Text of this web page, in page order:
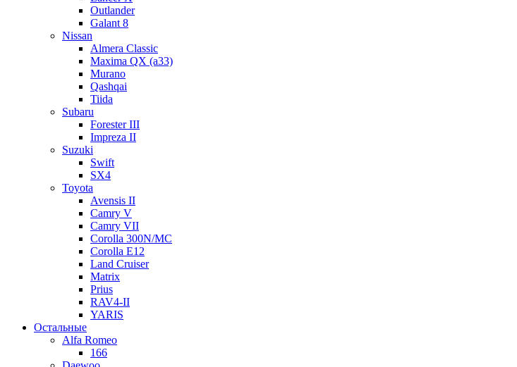
Outlander
Galant 8
Nissan
Almera Classic
Maxima QX (a33)
Murano
Qashqai
Tiida
Subaru
Forester III
Impreza II
Suzuki
Swift
SX4
Toyota
Avensis II
Camry V
Camry VII
Corolla 300N/MC
Corolla E12
Land Cruiser
Matrix
Prius
RAV4-II
YARIS
Остальные
Alfa Romeo
166